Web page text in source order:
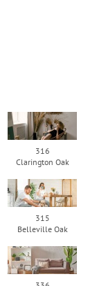
316
Clarington Oak
315
Belleville Oak